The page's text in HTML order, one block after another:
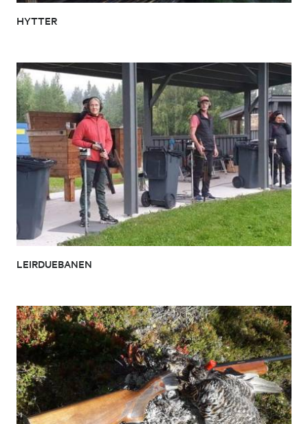
HYTTER
LEIRDUEBANEN